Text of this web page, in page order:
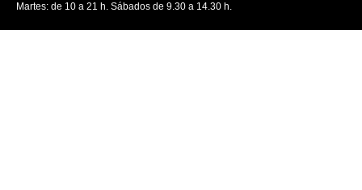
Martes: de 10 a 21 h. Sábados de 9.30 a 14.30 h.